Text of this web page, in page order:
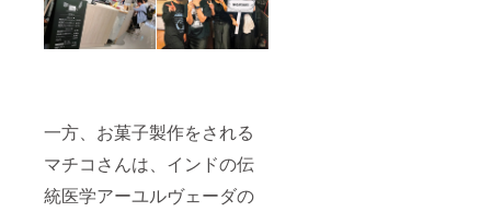
一方、お菓子製作をされる
マチコさんは、インドの伝
統医学アーユルヴェーダの